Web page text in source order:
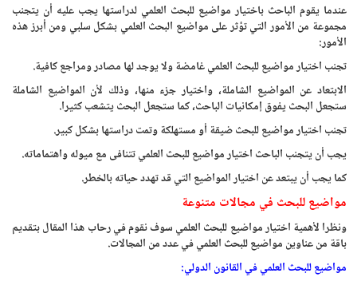
عندما يقوم الباحث باختيار مواضيع للبحث العلمي لدراستها يجب عليه أن يتجنب
مجموعة من الأمور التي تؤثر على مواضيع البحث العلمي بشكل سلبي ومن أبرز هذه
الأمور:
تجنب اختيار مواضيع للبحث العلمي غامضة ولا يوجد لها مصادر ومراجع كافية.
الابتعاد عن المواضيع الشاملة، واختيار جزء منها، وذلك لأن المواضيع الشاملة
ستجعل البحث يفوق إمكانيات الباحث، كما ستجعل البحث يتشعب كثيرا.
تجنب اختيار مواضيع للبحث ضيقة أو مستهلكة وتمت دراستها بشكل كبير.
يجب أن يتجنب الباحث اختيار مواضيع للبحث العلمي تتنافى مع ميوله واهتماماته.
كما يجب أن يبتعد عن اختيار المواضيع التي قد تهدد حياته بالخطر.
مواضيع للبحث في مجالات متنوعة
ونظرا لأهمية اختيار مواضيع للبحث العلمي سوف نقوم في رحاب هذا المقال بتقديم
باقة من عناوين مواضيع للبحث العلمي في عدد من المجالات.
مواضيع للبحث العلمي في القانون الدولي: